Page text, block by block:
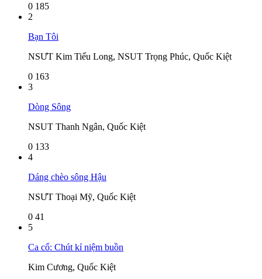
0 185
2
Bạn Tôi
NSƯT Kim Tiểu Long, NSUT Trọng Phúc, Quốc Kiệt
0 163
3
Dòng Sông
NSUT Thanh Ngân, Quốc Kiệt
0 133
4
Dáng chèo sông Hậu
NSƯT Thoại Mỹ, Quốc Kiệt
0 41
5
Ca cổ: Chút kỉ niệm buồn
Kim Cương, Quốc Kiệt